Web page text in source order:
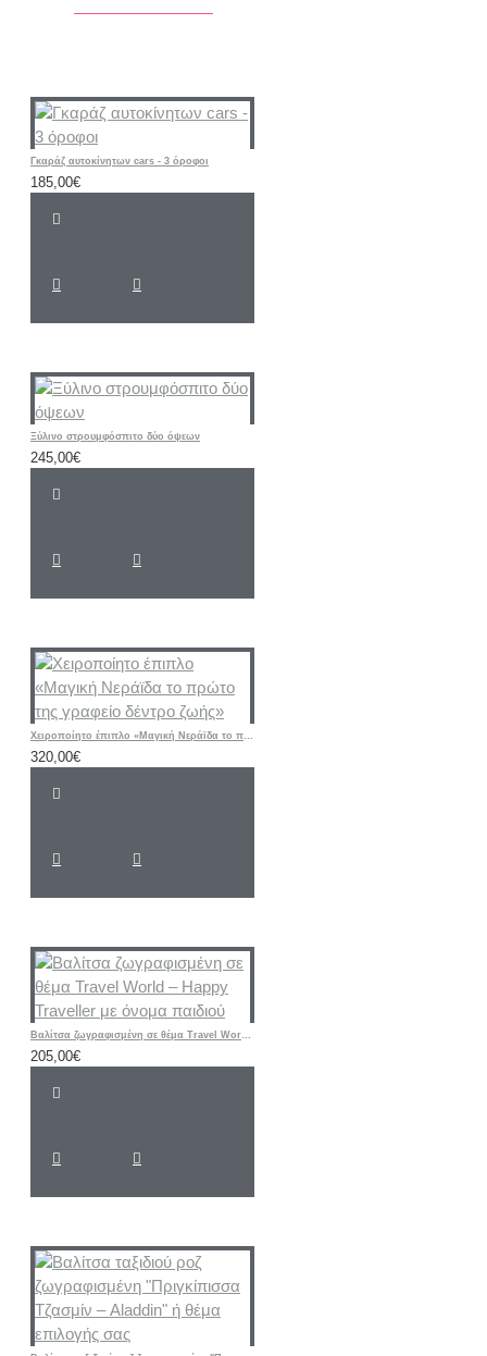
Γκαράζ αυτοκίνητων cars - 3 όροφοι
185,00€
Ξύλινο στρουμφόσπιτο δύο όψεων
245,00€
Χειροποίητο έπιπλο «Μαγική Νεράϊδα το πρώτο της γραφείο δέντρο ζωής»
320,00€
Βαλίτσα ζωγραφισμένη σε θέμα Travel World – Happy Traveller με όνομα παιδιού
205,00€